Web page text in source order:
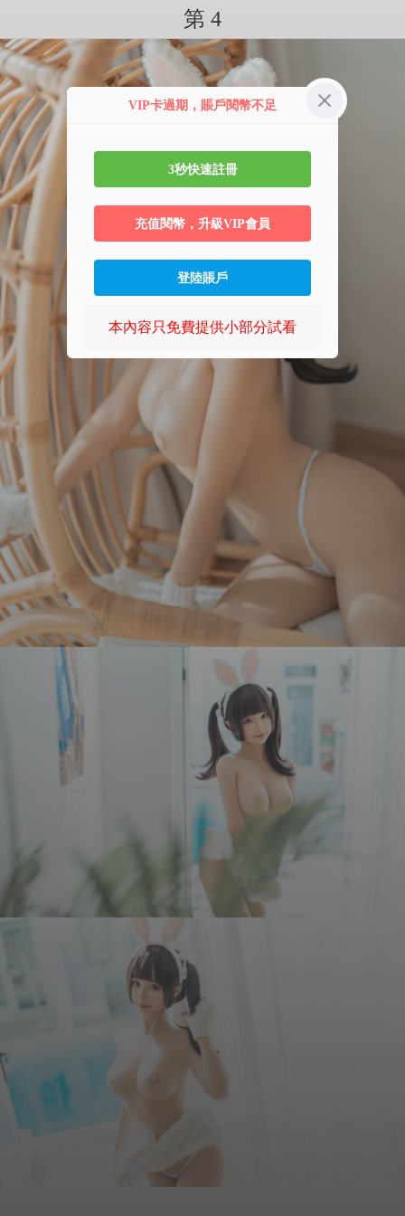
第 4
VIP卡過期，賬戶閱幣不足
3秒快速註冊
充值閱幣，升級VIP會員
登陸賬戶
本內容只免費提供小部分試看